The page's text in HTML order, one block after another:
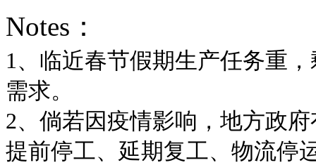
Notes：
1、临近春节假期生产任务重
需求。
2、倘若因疫情影响，地方政
提前停工、延期复工、物流停